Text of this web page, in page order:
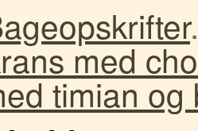
med
timian